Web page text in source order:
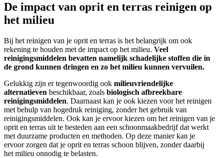
De impact van oprit en terras reinigen op
het milieu
Bij het reinigen van je oprit en terras is het belangrijk om ook
rekening te houden met de impact op het milieu. Veel
reinigingsmiddelen bevatten namelijk schadelijke stoffen die in
de grond kunnen dringen en zo het milieu kunnen vervuilen.
Gelukkig zijn er tegenwoordig ook milieuvriendelijke
alternatieven beschikbaar, zoals biologisch afbreekbare
reinigingsmiddelen. Daarnaast kan je ook kiezen voor het reinigen
met behulp van hogedruk reiniging, zonder het gebruik van
reinigingsmiddelen. Ook kan je ervoor kiezen om het reinigen van je
oprit en terras uit te besteden aan een schoonmaakbedrijf dat werkt
met duurzame producten en methoden. Op deze manier kan je
ervoor zorgen dat je oprit en terras schoon blijven, zonder daarbij
het milieu onnodig te belasten.